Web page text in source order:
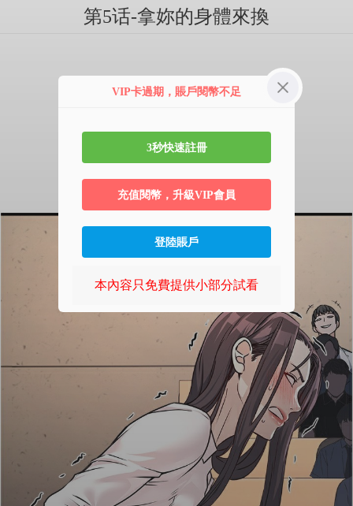
第5话-拿妳的身體來換
VIP卡過期，賬戶閱幣不足
3秒快速註冊
充值閱幣，升級VIP會員
登陸賬戶
本內容只免費提供小部分試看